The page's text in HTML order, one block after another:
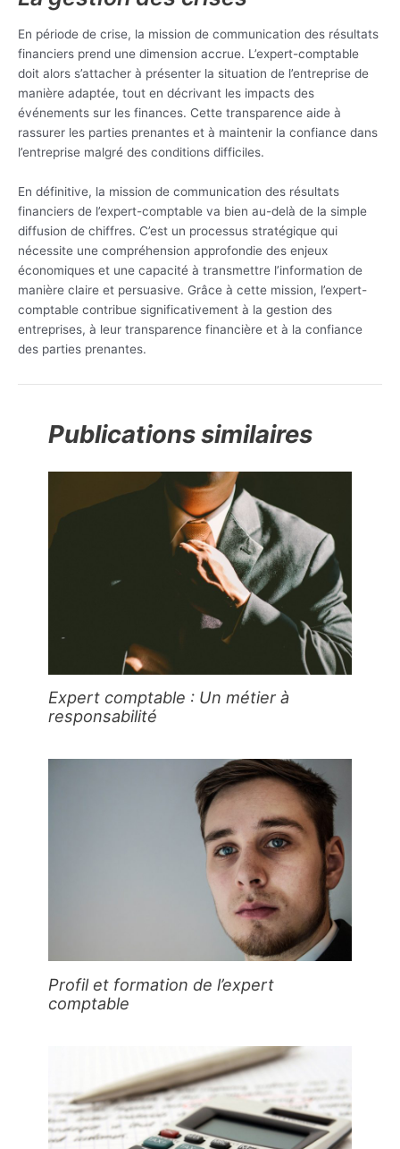
En période de crise, la mission de communication des résultats
financiers prend une dimension accrue. L’expert-comptable
doit alors s’attacher à présenter la situation de l’entreprise de
manière adaptée, tout en décrivant les impacts des
événements sur les finances. Cette transparence aide à
rassurer les parties prenantes et à maintenir la confiance dans
l’entreprise malgré des conditions difficiles.
En définitive, la mission de communication des résultats
financiers de l’expert-comptable va bien au-delà de la simple
diffusion de chiffres. C’est un processus stratégique qui
nécessite une compréhension approfondie des enjeux
économiques et une capacité à transmettre l’information de
manière claire et persuasive. Grâce à cette mission, l’expert-
comptable contribue significativement à la gestion des
entreprises, à leur transparence financière et à la confiance
des parties prenantes.
Publications similaires
Expert comptable : Un métier à
responsabilité
Profil et formation de l’expert
comptable